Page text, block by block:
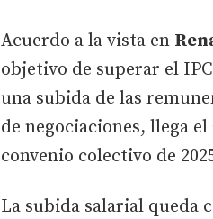
Acuerdo a la vista en
objetivo de superar el
una subida de las
de negociaciones, llega
convenio colectivo de
La subida salarial queda